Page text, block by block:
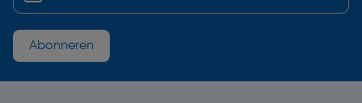
Abonneren